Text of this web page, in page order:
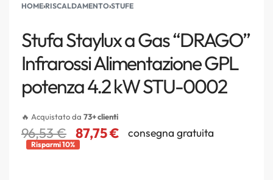
HOME›RISCALDAMENTO›STUFE
Stufa Staylux a Gas “DRAGO”
Infrarossi Alimentazione GPL
potenza 4.2 kW STU-0002
🔥 Acquistato da 73+ clienti
96,53€ 87,75€ consegna gratuita
Risparmi 10%